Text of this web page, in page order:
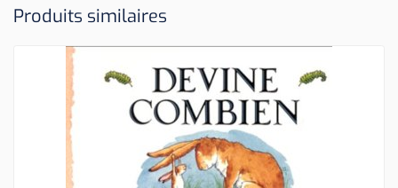
Produits similaires